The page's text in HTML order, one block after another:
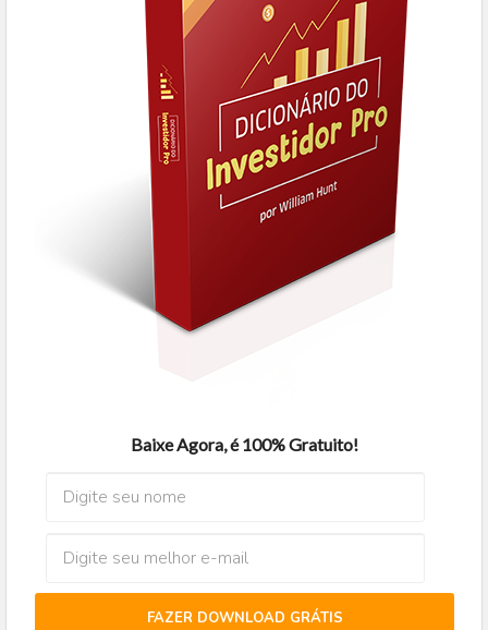
Baixe Agora, é 100% Gratuito!
FAZER DOWNLOAD GRÁTIS